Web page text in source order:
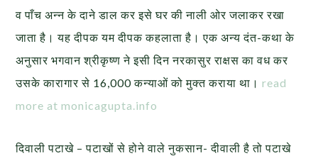
व पाँच अन्न के दाने डाल कर इसे घर की नाली ओर जलाकर रखा
जाता है। यह दीपक यम दीपक कहलाता है। एक अन्य दंत-कथा के
अनुसार भगवान श्रीकृष्ण ने इसी दिन नरकासुर राक्षस का वध कर
उसके कारागार से 16,000 कन्याओं को मुक्त कराया था।read
more at monicagupta.info
दिवाली पटाखे – पटाखों से होने वाले नुकसान- दीवाली है तो पटाखे